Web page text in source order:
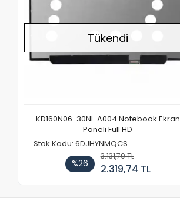
Tükendi
KD160N06-30NI-A004 Notebook Ekran
Paneli Full HD
Stok Kodu: 6DJHYNMQCS
%26
3.131,70 TL
2.319,74 TL